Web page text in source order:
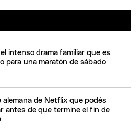
intenso drama familiar que es
para una maratón de sábado
alemana de Netflix que podés
antes de que termine el fin de